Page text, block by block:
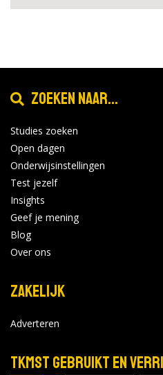
Zoeken naar...
Studies zoeken
Open dagen
Onderwijsinstellingen
Test jezelf
Insights
Geef je mening
Blog
Over ons
Zakelijk
Adverteren
TKMST gebruikt en